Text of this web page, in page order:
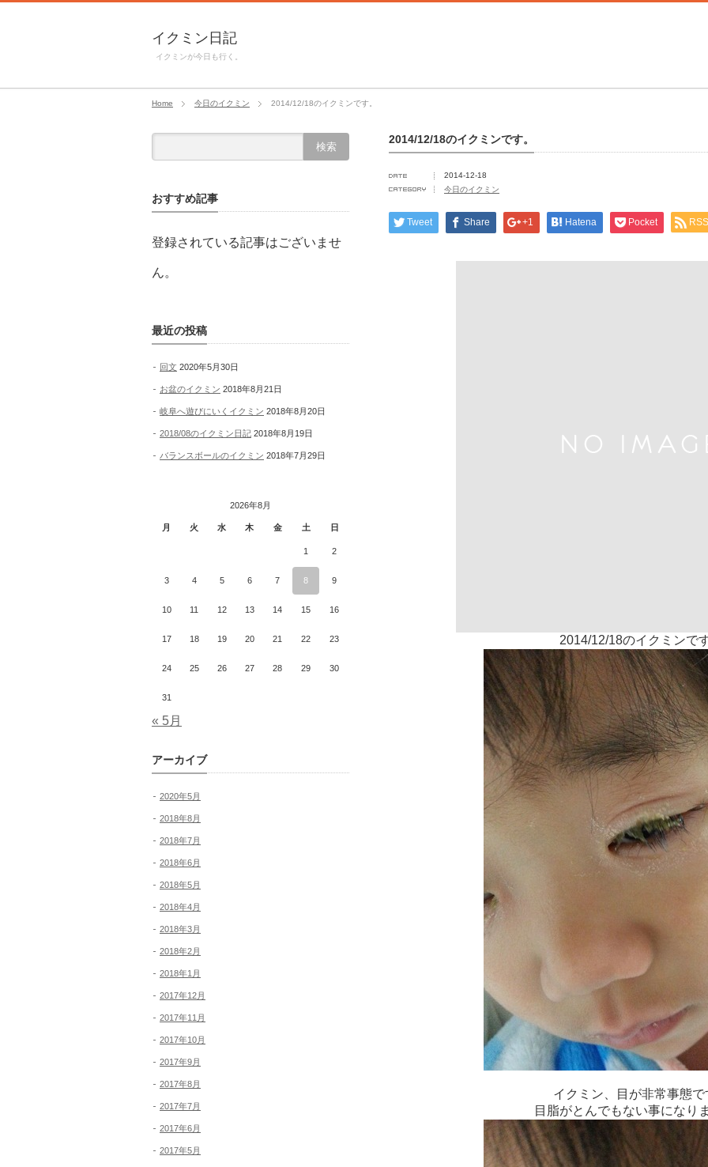
イクミン日記
イクミンが今日も行く。
Home 今日のイクミン 2014/12/18のイクミンです。
2014/12/18のイクミンです。
2014-12-18
今日のイクミン
Tweet Share +1 Hatena Pocket RSS
2014/12/18のイクミンで
イクミン、目が非常事態で
目脂がとんでもない事になり
おすすめ記事
登録されている記事はございませ
ん。
最近の投稿
回文 2020年5月30日
お盆のイクミン 2018年8月21日
岐阜へ遊びにいくイクミン 2018年8月20日
2018/08のイクミン日記 2018年8月19日
バランスボールのイクミン 2018年7月29日
2026年8月
月 火 水 木 金 土 日
1 2
3 4 5 6 7 8 9
10 11 12 13 14 15 16
17 18 19 20 21 22 23
24 25 26 27 28 29 30
31
« 5月
アーカイブ
2020年5月
2018年8月
2018年7月
2018年6月
2018年5月
2018年4月
2018年3月
2018年2月
2018年1月
2017年12月
2017年11月
2017年10月
2017年9月
2017年8月
2017年7月
2017年6月
2017年5月